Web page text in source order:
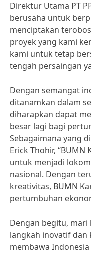
Direktur Utama PT
berusaha untuk
menciptakan
proyek yang kami
kami untuk tetap
tengah persaingan
Dengan semangat
ditanamkan dalam
diharapkan dapat
besar lagi bagi
Sebagaimana yang
Erick Thohir,
untuk menjadi
nasional. Dengan
kreativitas, BUMN
pertumbuhan
Dengan begitu,
langkah inovatif dan
membawa